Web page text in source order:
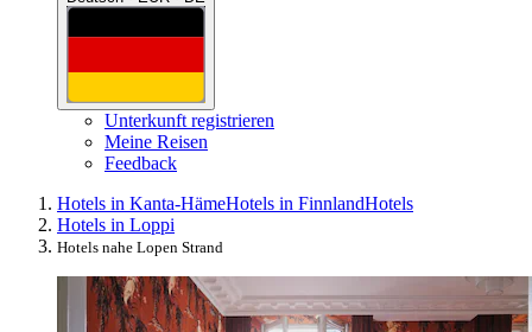
Unterkunft registrieren
Meine Reisen
Feedback
Hotels in Kanta-HämeHotels in FinnlandHotels
Hotels in Loppi
Hotels nahe Lopen Strand